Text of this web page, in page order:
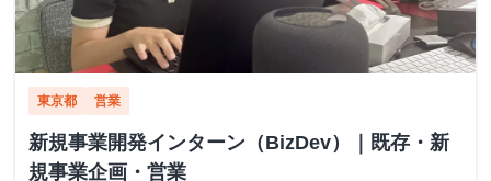
東京都 営業
新規事業開発インターン（BizDev）｜既存・新
規事業企画・営業